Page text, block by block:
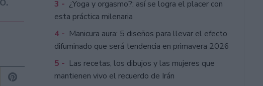
3 - ¿Yoga y orgasmo?: así se logra el placer con
esta práctica milenaria
4 - Manicura aura: 5 diseños para llevar el efecto
difuminado que será tendencia en primavera 2026
5 - Las recetas, los dibujos y las mujeres que
mantienen vivo el recuerdo de Irán